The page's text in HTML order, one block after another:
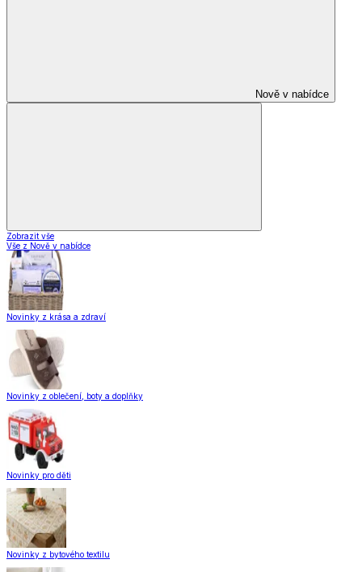
Nově v nabídce
Zobrazit vše
Vše z Nově v nabídce
Novinky z krása a zdraví
Novinky z oblečení, boty a doplňky
Novinky pro děti
Novinky z bytového textilu